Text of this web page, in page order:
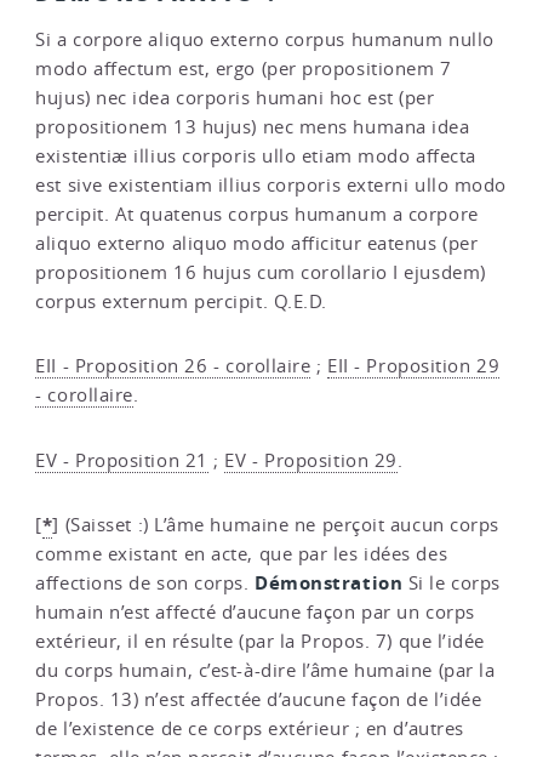
Si a corpore aliquo externo corpus humanum nullo
modo affectum est, ergo (per propositionem 7
hujus) nec idea corporis humani hoc est (per
propositionem 13 hujus) nec mens humana idea
existentiæ illius corporis ullo etiam modo affecta
est sive existentiam illius corporis externi ullo modo
percipit. At quatenus corpus humanum a corpore
aliquo externo aliquo modo afficitur eatenus (per
propositionem 16 hujus cum corollario I ejusdem)
corpus externum percipit. Q.E.D.
EII - Proposition 26 - corollaire ; EII - Proposition 29
- corollaire.
EV - Proposition 21 ; EV - Proposition 29
[*] (Saisset :) L’âme humaine ne perçoit aucun corps
comme existant en acte, que par les idées des
affections de son corps. Démonstration Si le corps
humain n’est affecté d’aucune façon par un corps
extérieur, il en résulte (par la Propos. 7) que l’idée
du corps humain, c’est-à-dire l’âme humaine (par la
Propos. 13) n’est affectée d’aucune façon de l’idée
de l’existence de ce corps extérieur ; en d’autres